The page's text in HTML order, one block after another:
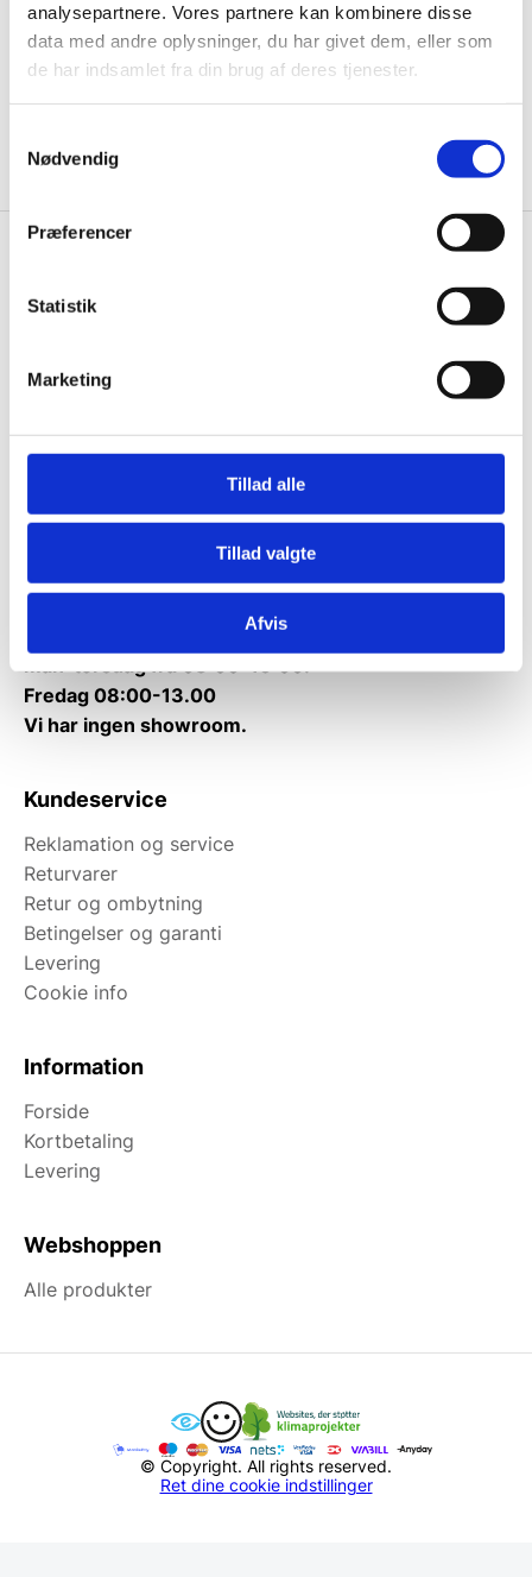
analysepartnere. Vores partnere kan kombinere disse
data med andre oplysninger, du har givet dem, eller som
de har indsamlet fra din brug af deres tjenester.
Nødvendig
Præferencer
Statistik
Marketing
Tillad alle
Tillad valgte
Afvis
Ja tak, tilmeld mig
Gastrobutikken ApS
7430 Ikast
Telefon træffetid:
Kontakt@gastrobutikken.dk
Tlf.71 99 30 98
Mandag til torsdag: 10:00 – 14:00.
Fredag: Telefonlukket.
Fredag 08:00-13.00
Vi har ingen showroom.
Kundeservice
Reklamation og service
Returvarer
Retur og ombytning
Betingelser og garanti
Levering
Cookie info
Information
Forside
Kortbetaling
Levering
Webshoppen
Alle produkter
© Copyright. All rights reserved.
Ret dine cookie indstillinger